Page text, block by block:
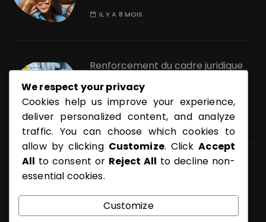
IL Y A 8 MOIS
Renforcement du cadre juridique
de la pornographique au Bénin :
quels enjeux ?
IL Y A 11 MOIS
Pourquoi protéger les enfants
contre la pornographie ?
IL Y A 1 AN
We respect your privacy
Cookies help us improve your experience,
deliver personalized content, and analyze
traffic. You can choose which cookies to
allow by clicking Customize. ClickAccept
All to consent or Reject All to decline non-
essential cookies.
Customize